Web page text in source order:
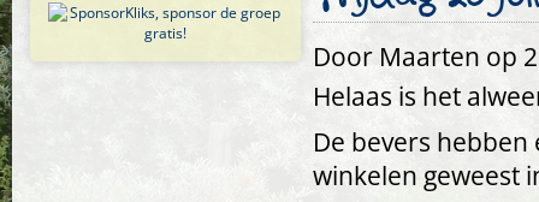
Door Maarten op
Helaas is het
De bevers
winkelen geweest